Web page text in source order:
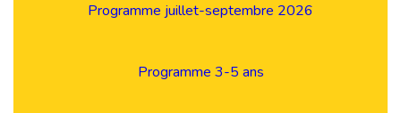
Programme juillet-septembre 2026
Programme 3-5 ans